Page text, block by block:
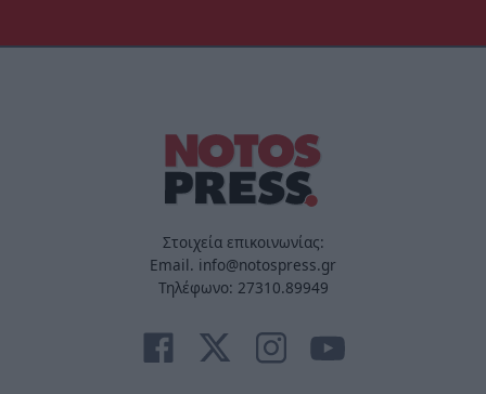
Στοιχεία επικοινωνίας:
Email. info@notospress.gr
Τηλέφωνο: 27310.89949